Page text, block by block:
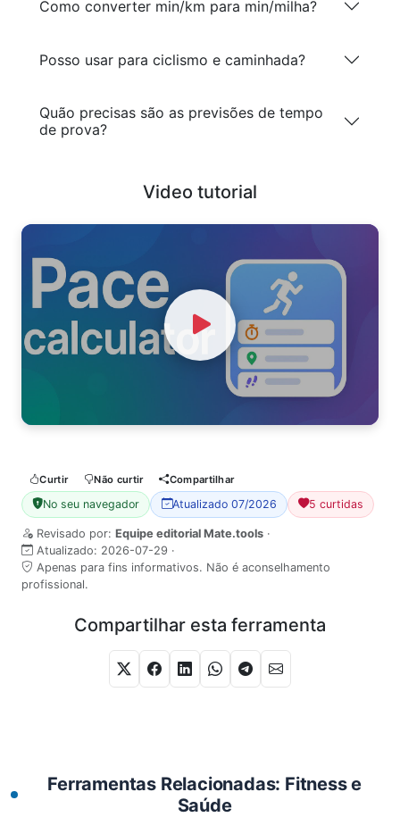
Como converter min/km para min/milha?
Posso usar para ciclismo e caminhada?
Quão precisas são as previsões de tempo
de prova?
Video tutorial
Watch Video
Curtir Não curtir Compartilhar
No seu navegador Atualizado 07/2026 5 curtidas
Revisado por: Equipe editorial Mate.tools ·
Atualizado: 2026-07-29 ·
Apenas para fins informativos. Não é aconselhamento
profissional.
Compartilhar esta ferramenta
Ferramentas Relacionadas: Fitness e
Saúde